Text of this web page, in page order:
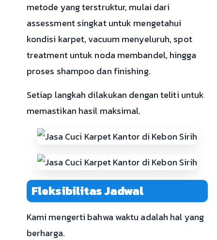
metode yang terstruktur, mulai dari
assessment singkat untuk mengetahui
kondisi karpet, vacuum menyeluruh, spot
treatment untuk noda membandel, hingga
proses shampoo dan finishing.
Setiap langkah dilakukan dengan teliti untuk
memastikan hasil maksimal.
Fleksibilitas Jadwal
Kami mengerti bahwa waktu adalah hal yang
berharga.